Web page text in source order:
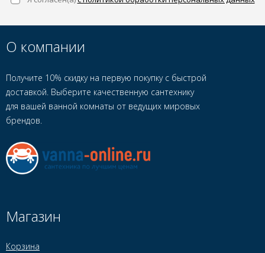
О компании
Получите 10% скидку на первую покупку с быстрой
доставкой. Выберите качественную сантехнику
для вашей ванной комнаты от ведущих мировых
брендов.
Магазин
Корзина